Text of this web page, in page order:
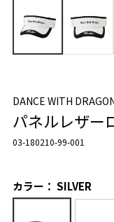
DANCE WITH
パネルレザー
03-180210-99-001
カラー： SILVER